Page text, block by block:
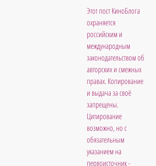
Этот пост КиноБлога
охраняется
российским и
международным
законодательством об
авторских и смежных
правах. Копирование
и выдача за своё
запрещены.
Цитирование
возможно, но с
обязательным
указанием на
первоисточник -